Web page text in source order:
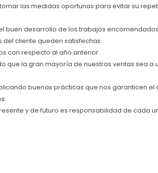
las medidas oportunas para evitar su
buen desarrollo de los trabajos
cliente queden satisfechas.
con respecto al año anterior.
que la gran mayoría de nuestras ventas sea a
buenas prácticas que nos garanticen
y de futuro es responsabilidad de cada